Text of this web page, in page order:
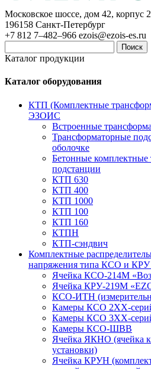
Московское шоссе, дом 42, корпус
196158 Санкт-Петербург
+7 812 7–482–966 ezois@ezois-es.ru
Поиск
Каталог продукции
Каталог оборудования
КТП (Комплектные
ЭЗОИС
Встроенные
Трансформаторные
оболочке
Бетонные комплектные
подстанции
КТП 630
КТП 400
КТП 1000
КТП 100
КТП 160
КТПН
КТП-сэндвич
Комплектные
напряжения типа КСО и КРУ
Ячейка КСО-214М
Ячейка КРУ-219М
КСО-ИТН
Камеры КСО 2ХХ-
Камеры КСО 3ХХ-
Камеры КСО-ШВВ
Ячейка ЯКНО (ячейка
установки)
Ячейка КРУН